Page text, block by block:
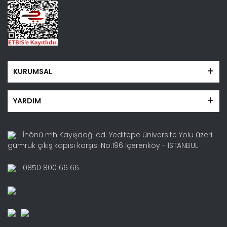
KURUMSAL
YARDIM
İnönü mh Kayışdağı cd. Yeditepe üniversite Yolu üzeri
gümrük çıkış kapısı karşısı No:196 İçerenköy - İSTANBUL
0850 800 66 66